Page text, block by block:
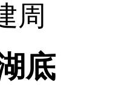
周
底